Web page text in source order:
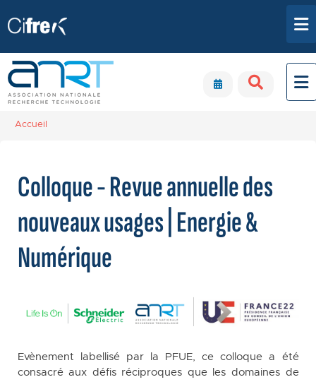
Accueil
Colloque - Revue annuelle des
nouveaux usages | Energie &
Numérique
Evènement labellisé par la PFUE, ce colloque a été
consacré aux défis réciproques que les domaines de